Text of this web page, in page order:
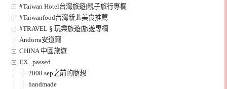
#Taiwan Hotel台灣旅遊|親子旅行專欄
#Taiwanfood台灣新北美食推薦
#TRAVEL § 玩樂旅遊|旅遊專欄
Andorra安道爾
CHINA 中國旅遊
EX ..passed
2008 sep之前的隨想
handmade